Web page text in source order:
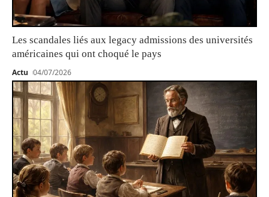
Les scandales liés aux legacy admissions des universités
américaines qui ont choqué le pays
Actu 04/07/2026